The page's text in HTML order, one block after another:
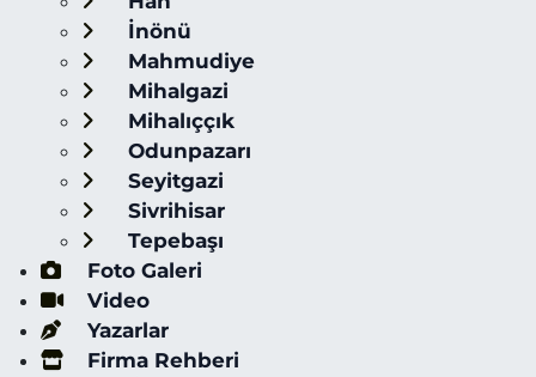
İnönü
Mahmudiye
Mihalgazi
Mihalıççık
Odunpazarı
Seyitgazi
Sivrihisar
Tepebaşı
Foto Galeri
Video
Yazarlar
Firma Rehberi